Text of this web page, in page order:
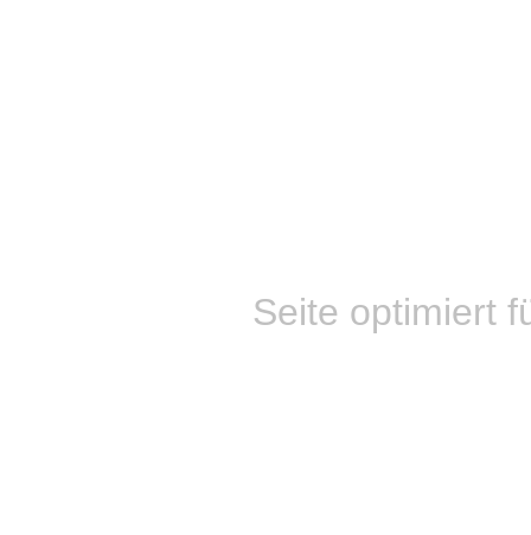
Seite optimiert